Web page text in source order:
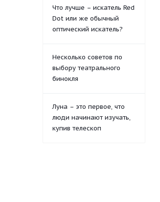
Что лучше – искатель Red
Dot или же обычный
оптический искатель?
Несколько советов по
выбору театрального
бинокля
Луна – это первое, что
люди начинают изучать,
купив телескоп